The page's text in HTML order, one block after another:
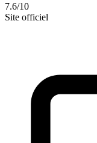
7.6/10
Site officiel